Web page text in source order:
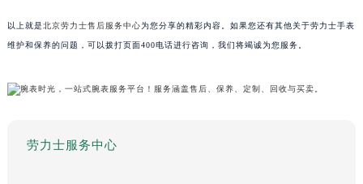
以上就是北京劳力士售后服务中心为您分享的精彩内容。如果您还有其他关于劳力士手表
维护和保养的问题，可以拨打页面400电话进行咨询，我们将竭诚为您服务。
劳力士服务中心